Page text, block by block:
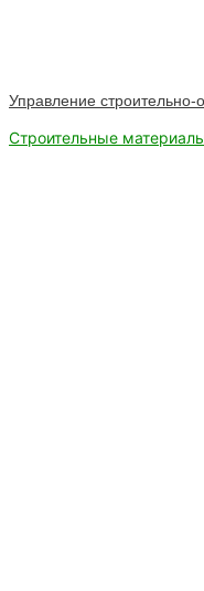
Управление
Строительные